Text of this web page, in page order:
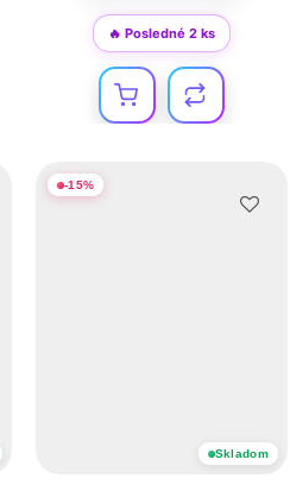
🔥 Posledné 2 ks
-15%
Skladom